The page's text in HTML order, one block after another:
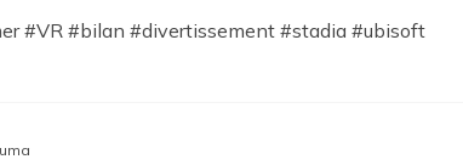
#VR #bilan #divertissement #stadia #ubisoft